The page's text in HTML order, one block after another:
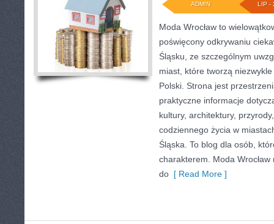
LIP -
ADMIN
Moda Wrocław to
poświęcony odkrywaniu
Śląsku, ze szczególnym
miast, które tworzą
Polski. Strona jest
praktyczne informacje
kultury, architektury,
codziennego życia w
Śląska. To blog dla osób,
charakterem. Moda Wrocław
do [ Read More ]